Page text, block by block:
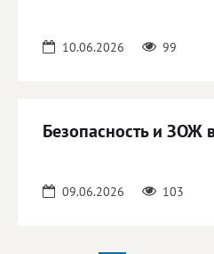
10.06.2026 99
Безопасность и ЗОЖ
09.06.2026 103